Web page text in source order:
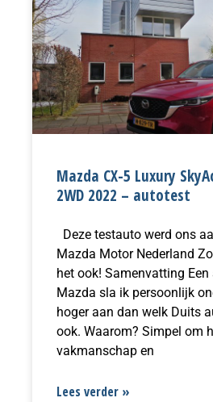
Mazda CX-5 Luxury
2WD 2022 – autotest
Deze testauto werd ons
Mazda Motor Nederland
het ook! Samenvatting
Mazda sla ik persoonlijk
hoger aan dan welk Duits
ook. Waarom? Simpel om
vakmanschap en
Lees verder »